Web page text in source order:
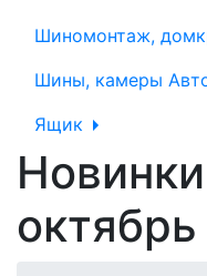
Шиномонтаж,
Шины, камеры
Ящик